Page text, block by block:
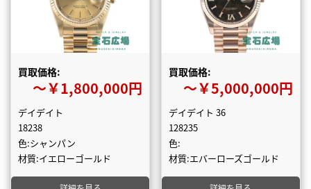
買取価格:
〜￥1,800,000円
デイデイト
18238
色:シャンパン
材質:イエローゴールド
買取価格:
〜￥5,000,000円
デイデイト 36
128235
色:
材質:エバーローズゴールド